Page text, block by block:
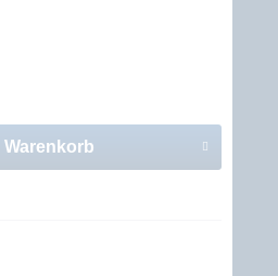
Warenkorb